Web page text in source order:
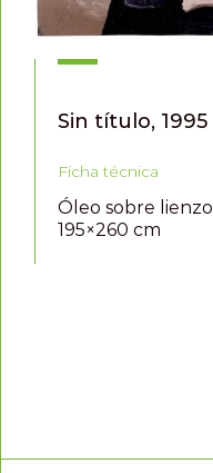
Sin título, 1995
Ficha técnica
Óleo sobre lienzo
195×260 cm